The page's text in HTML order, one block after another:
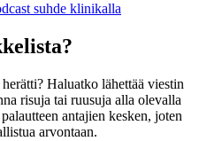
suhde klinikalla
Haluatko lähettää viestin
risuja tai ruusuja alla olevalla
antajien kesken, joten
arvontaan.